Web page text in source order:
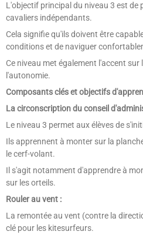
L'objectif principal du niveau 3 est de
cavaliers indépendants.
Cela signifie qu'ils doivent être
conditions et de naviguer
Ce niveau met également l'accent
l'autonomie.
Composants clés et objectifs
La circonscription du conseil
Le niveau 3 permet aux élèves de
Ils apprennent à monter sur la
le cerf-volant.
Il s'agit notamment d'apprendre à
sur les orteils.
Rouler au vent :
La remontée au vent (contre la
clé pour les kitesurfeurs.